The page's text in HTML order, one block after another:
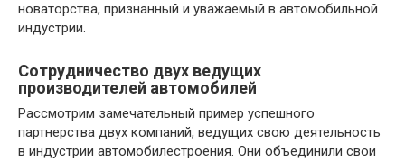
новаторства, признанный и уважаемый в автомобильной
индустрии.
Сотрудничество двух ведущих
производителей автомобилей
Рассмотрим замечательный пример успешного
партнерства двух компаний, ведущих свою деятельность
в индустрии автомобилестроения. Они объединили свои